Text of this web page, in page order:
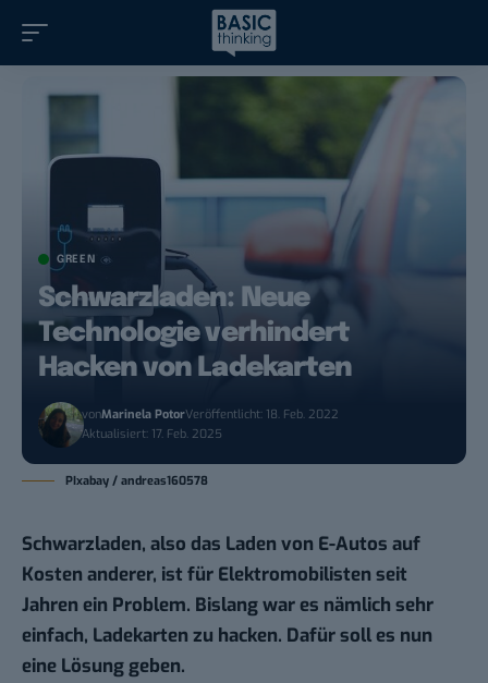
GREEN
Schwarzladen: Neue
Technologie verhindert
Hacken von Ladekarten
vonMarinela PotorVeröffentlicht: 18. Feb. 2022
Aktualisiert: 17. Feb. 2025
PIxabay / andreas160578
Schwarzladen, also das Laden von E-Autos auf
Kosten anderer, ist für Elektromobilisten seit
Jahren ein Problem. Bislang war es nämlich sehr
einfach, Ladekarten zu hacken. Dafür soll es nun
eine Lösung geben.